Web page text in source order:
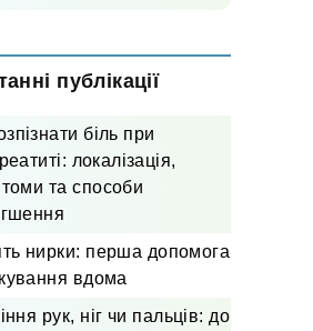
публікації
біль при
локалізація,
та способи
нирки: перша допомога
вдома
рук, ніг чи пальців: до